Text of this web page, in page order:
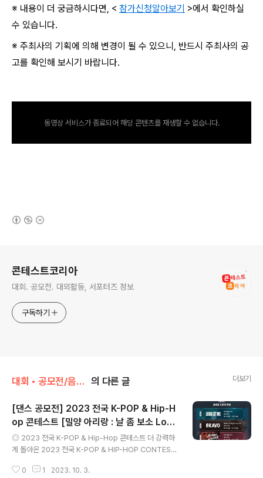
※ 내용이 더 궁금하시다면, < 참가신청알아보기 >에서 확인하실
수 있습니다.
※ 주최사의 기획에 의해 변경이 될 수 있으니, 반드시 주최사의 공
고를 확인해 보시기 바랍니다.
동영상 서비스가 종료되어 해당 콘텐츠를 재생할 수 없습니다.
콘테스트코리아
대회. 공모전. 대외활동, 서포터즈 정보
구독하기
대회 • 공모전/음악 • 가요 • 댄스 의 다른 글 더보기
[댄스 공모전] 2023 전국 K-POP & Hip-H
op 콘테스트 [밀양 아리랑 : 날 좀 보소 Look
At Me] Season2
◎ 2023 전국 K-POP & Hip-Hop 콘테스트 더 강력하
게 돌아온 2023 전국 K-POP & HIP-HOP CONTEST
참가자격 대한민국 누구나 ◎ 접수기간 Look At Me 리
0 1 2023. 10. 3.